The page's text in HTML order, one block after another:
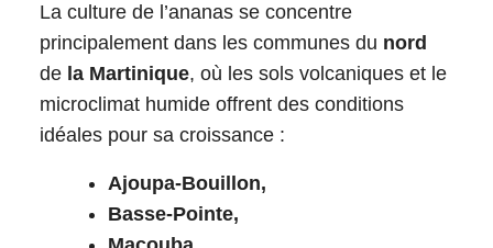
La culture de l’ananas se concentre
principalement dans les communes du nord
de la Martinique, où les sols volcaniques et le
microclimat humide offrent des conditions
idéales pour sa croissance :
Ajoupa-Bouillon,
Basse-Pointe,